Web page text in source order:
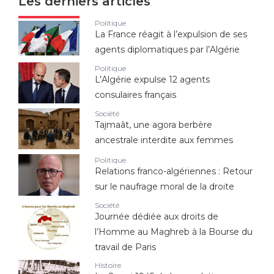
Politique
La France réagit à l’expulsion de ses
agents diplomatiques par l’Algérie
Politique
L’Algérie expulse 12 agents
consulaires français
Société
Tajmaât, une agora berbère
ancestrale interdite aux femmes
Politique
Relations franco-algériennes : Retour
sur le naufrage moral de la droite
Société
Journée dédiée aux droits de
l’Homme au Maghreb à la Bourse du
travail de Paris
Histoire